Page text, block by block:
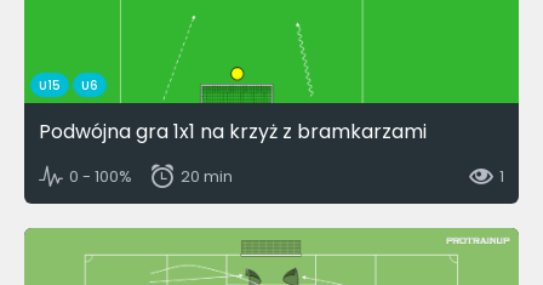
U15 U6
Podwójna gra 1x1 na krzyż z bramkarzami
0 - 100% 20 min 1